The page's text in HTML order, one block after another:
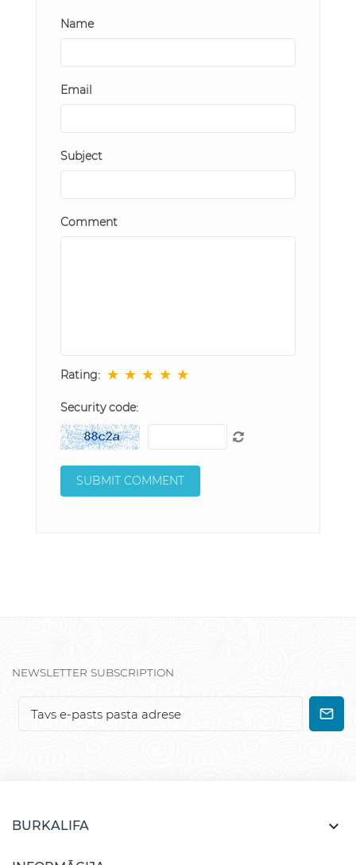
Name
Email
Subject
Comment
Rating: ★ ★ ★ ★ ★
Security code:
NEWSLETTER SUBSCRIPTION
BURKALIFA 